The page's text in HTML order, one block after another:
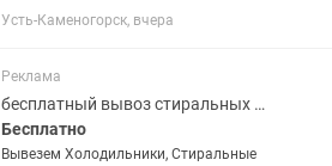
установка бесплатно бесплатно Каспи
Ред Каспи рассрочка
Усть-Каменогорск, вчера
Реклама
бесплатный вывоз стиральных машин автомат, холодильников, микроволновок .
Бесплатно
Вывезем Холодильники, Стиральные